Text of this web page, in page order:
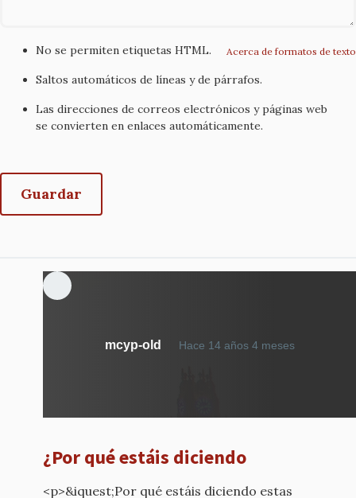
Acerca de formatos de texto
No se permiten etiquetas HTML.
Saltos automáticos de líneas y de párrafos.
Las direcciones de correos electrónicos y páginas web
se convierten en enlaces automáticamente.
mcyp-old Hace 14 años 4 meses
¿Por qué estáis diciendo
<p>&iquest;Por qué estáis diciendo estas